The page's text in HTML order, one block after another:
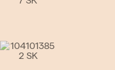
Go to slide 3